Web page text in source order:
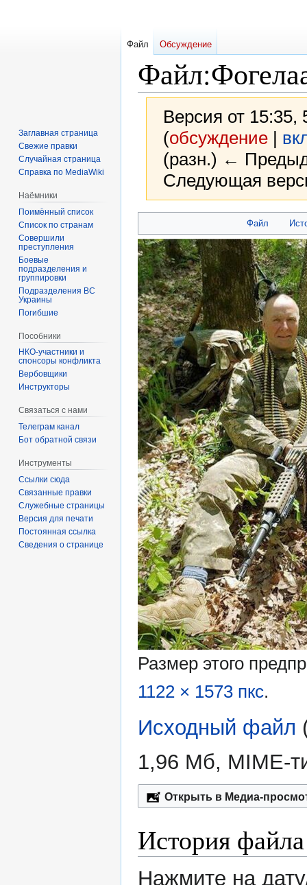
Файл:
Версия от
(обсуждение|
(разн.) ←
Следующая
к
навигации
к
поиску
Файл
Размер этого
1122 × 1573 пкс.
Исходный файл
1,96 Мб, MIME-
Открыть в Медиа-
История файла
Нажмите на
Файл Обсуждение
Заглавная страница
Свежие правки
Случайная страница
Справка по MediaWiki
Наёмники
Поимённый список
Список по странам
Совершили
преступления
Боевые
подразделения и
группировки
Подразделения ВС
Украины
Погибшие
Пособники
спонсоры конфликта
‏‎Вербовщики
Инструкторы
Связаться с нами
Телеграм канал
Бот обратной связи
Инструменты
Ссылки сюда
Связанные правки
Служебные страницы
Версия для печати
Постоянная ссылка
Сведения о странице